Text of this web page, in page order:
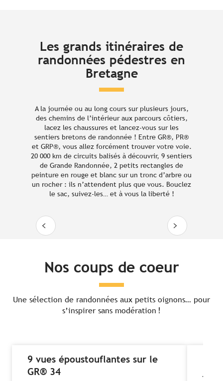
Préparez votre séjour
Ils ont testé pour vous
Vous aimerez aussi
Les grands itinéraires de
randonnées pédestres en
Bretagne
A la journée ou au long cours sur plusieurs jours,
des chemins de l’intérieur aux parcours côtiers,
lacez les chaussures et lancez-vous sur les
sentiers bretons de randonnée ! Entre GR®, PR®
et GRP®, vous allez forcément trouver votre voie.
20 000 km de circuits balisés à découvrir, 9 sentiers
de Grande Randonnée, 2 petits rectangles de
peinture en rouge et blanc sur un tronc d’arbre ou
un rocher : ils n’attendent plus que vous. Bouclez
le sac, suivez-les… et à vous la liberté !
GR® 34, le sentier des douaniers
Lire la suite
Nos coups de coeur
Une sélection de randonnées aux petits oignons… pour
s’inspirer sans modération !
9 vues époustouflantes sur le
GR® 34